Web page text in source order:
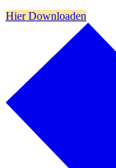
Hier Downloaden